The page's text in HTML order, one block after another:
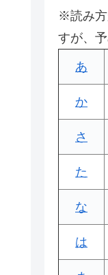
※読み方
すが、
あ
か
さ
た
な
は